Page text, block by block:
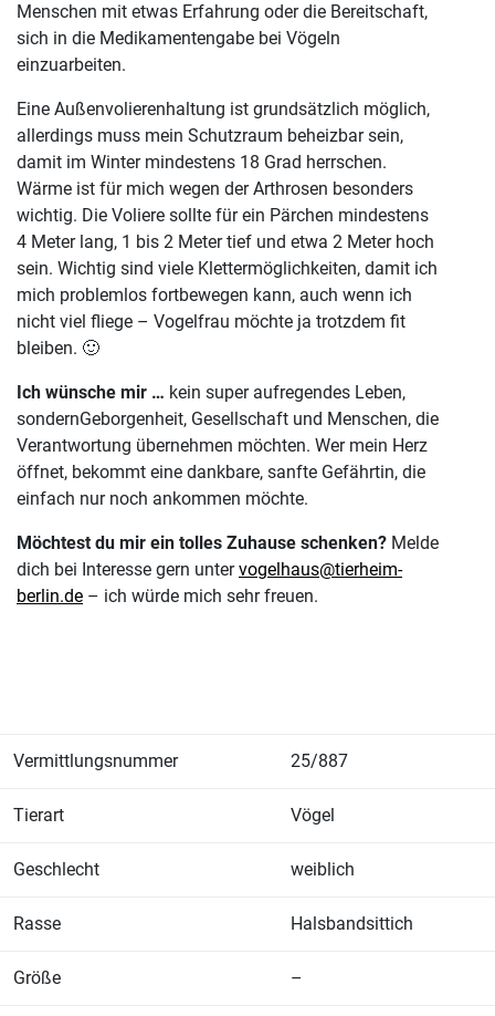
Menschen mit etwas Erfahrung oder die Bereitschaft,
sich in die Medikamentengabe bei Vögeln
einzuarbeiten.
Eine Außenvolierenhaltung ist grundsätzlich möglich,
allerdings muss mein Schutzraum beheizbar sein,
damit im Winter mindestens 18 Grad herrschen.
Wärme ist für mich wegen der Arthrosen besonders
wichtig. Die Voliere sollte für ein Pärchen mindestens
4 Meter lang, 1 bis 2 Meter tief und etwa 2 Meter hoch
sein. Wichtig sind viele Klettermöglichkeiten, damit ich
mich problemlos fortbewegen kann, auch wenn ich
nicht viel fliege – Vogelfrau möchte ja trotzdem fit
bleiben. 🙂
Ich wünsche mir … kein super aufregendes Leben,
sondernGeborgenheit, Gesellschaft und Menschen, die
Verantwortung übernehmen möchten. Wer mein Herz
öffnet, bekommt eine dankbare, sanfte Gefährtin, die
einfach nur noch ankommen möchte.
Möchtest du mir ein tolles Zuhause schenken? Melde
dich bei Interesse gern untervogelhaus@tierheim-
berlin.de – ich würde mich sehr freuen.
Vermittlungsnummer 25/887
Tierart Vögel
Geschlecht weiblich
Rasse Halsbandsittich
Größe –